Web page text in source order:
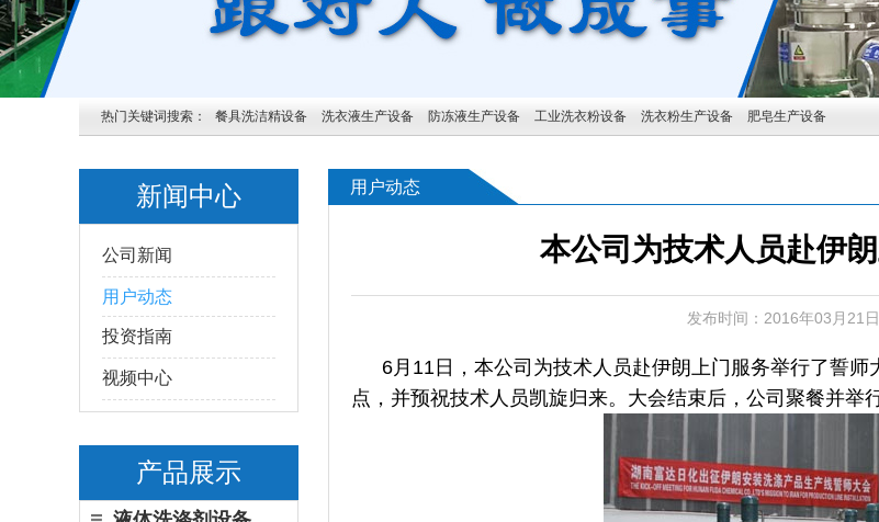
热门关键词搜索： 餐具洗洁精设备 洗衣液生产设备 防冻液生产设备 工业洗衣粉设备 洗衣粉生产设备 肥皂生产设备
新闻中心
公司新闻
用户动态
投资指南
视频中心
产品展示
用户动态
本公司为技术人员赴伊
发布时间：2016年03月21
6月11日，本公司为技术人员赴伊朗上门服务举行了誓
点，并预祝技术人员凯旋归来。大会结束后，公司聚餐并举